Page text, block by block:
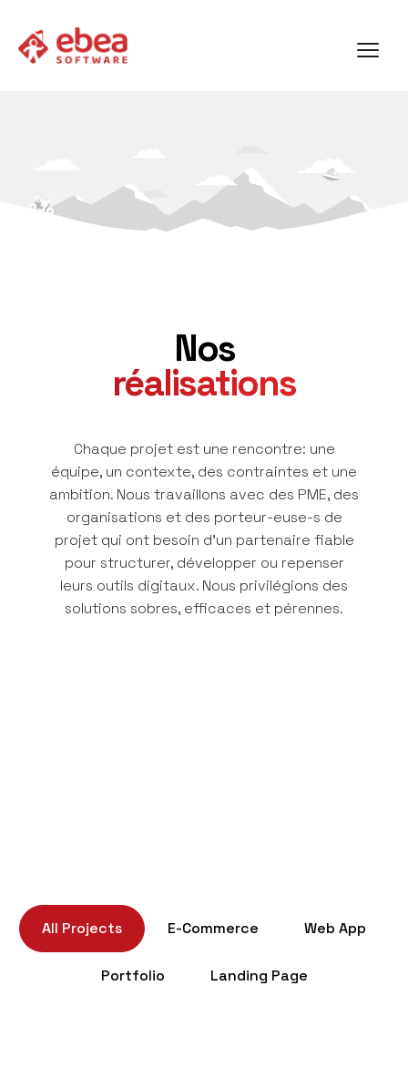
Nos
réalisations
Chaque projet est une rencontre: une
équipe, un contexte, des contraintes et une
ambition. Nous travaillons avec des PME, des
organisations et des porteur-euse-s de
projet qui ont besoin d'un partenaire fiable
pour structurer, développer ou repenser
leurs outils digitaux. Nous privilégions des
solutions sobres, efficaces et pérennes.
All Projects E-Commerce Web App
Portfolio Landing Page